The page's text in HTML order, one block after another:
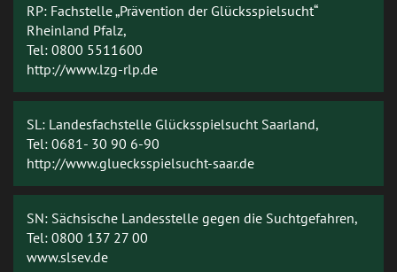
RP: Fachstelle „Prävention der Glücksspielsucht“
Rheinland Pfalz,
Tel: 0800 5511600
http://www.lzg-rlp.de
SL: Landesfachstelle Glücksspielsucht Saarland,
Tel: 0681- 30 90 6-90
http://www.gluecksspielsucht-saar.de
SN: Sächsische Landesstelle gegen die Suchtgefahren,
Tel: 0800 137 27 00
www.slsev.de